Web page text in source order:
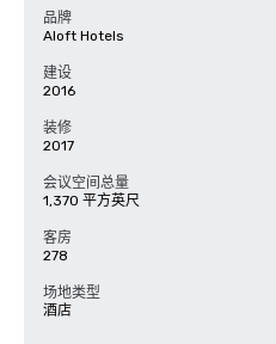
品牌
Aloft Hotels
建设
2016
装修
2017
会议空间总量
1,370 平方英尺
客房
278
场地类型
酒店